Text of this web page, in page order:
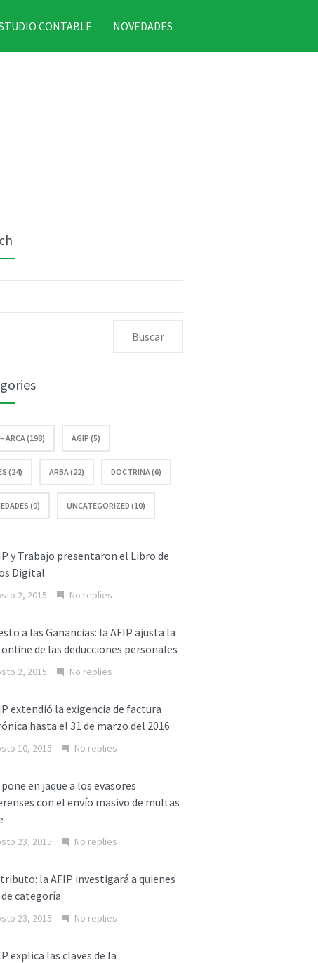
CONTABLE NOVEDADES
ARCA (198) AGIP (5)
(24) ARBA (22) DOCTRINA (6)
(9) UNCATEGORIZED (10)
y Trabajo presentaron el Libro de
Digital
2, 2015 No replies
a las Ganancias: la AFIP ajusta la
de las deducciones personales
2, 2015 No replies
extendió la exigencia de factura
hasta el 31 de marzo del 2016
10, 2015 No replies
pone en jaque a los evasores
con el envío masivo de multas
23, 2015 No replies
la AFIP investigará a quienes
categoría
23, 2015 No replies
explica las claves de la